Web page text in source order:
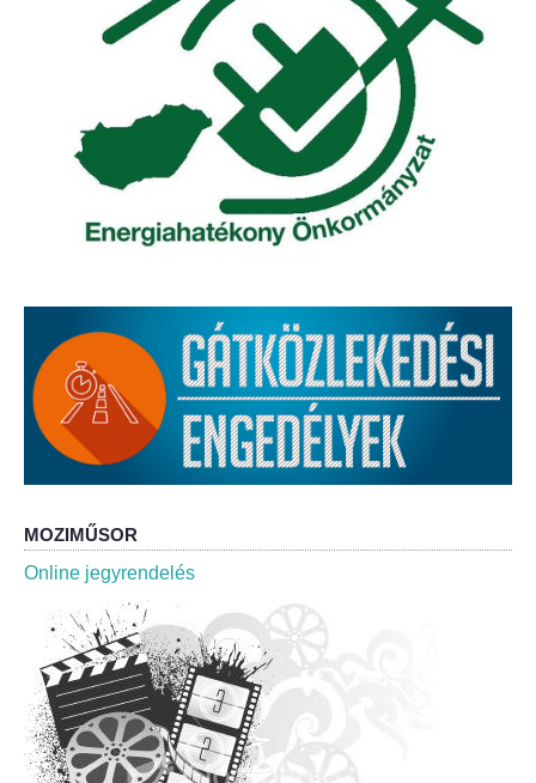
ÖNKORMÁNYZAT
Képviselő-testület
Képviselő-testületi ülések
Bizottságok
Bizottsági ülések
A helyi választási bizottság
A helyi választási bizottság határozatai
Roma Nemzetiségi Önkormányzat
Roma Nemzetiségi Önkormányzat ülések
Rendeletek
Polgármesteri normatív határozatok
Önkormányzati támogatások
MOZIMŰSOR
Online jegyrendelés